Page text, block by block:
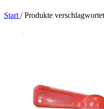
Start / Produkte